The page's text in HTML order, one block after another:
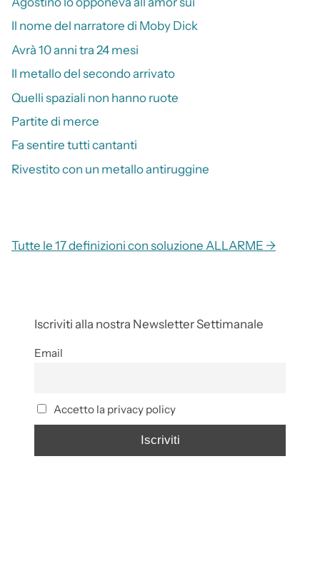
Il nome del narratore di Moby Dick
Avrà 10 anni tra 24 mesi
Il metallo del secondo arrivato
Quelli spaziali non hanno ruote
Partite di merce
Fa sentire tutti cantanti
Rivestito con un metallo antiruggine
Tutte le 17 definizioni con soluzione ALLARME →
Iscriviti alla nostra Newsletter Settimanale
Email
Accetto la privacy policy